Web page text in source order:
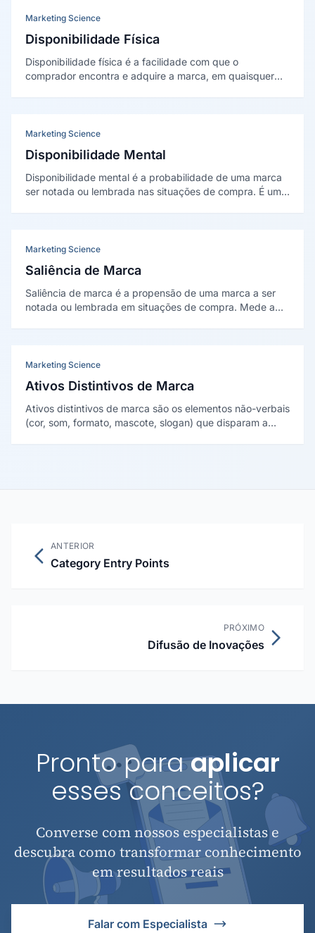
Marketing Science
Disponibilidade Física
Disponibilidade física é a facilidade com que o
comprador encontra e adquire a marca, em quaisquer
Marketing Science
Disponibilidade Mental
Disponibilidade mental é a probabilidade de uma marca
ser notada ou lembrada nas situações de compra. É um
Marketing Science
Saliência de Marca
Saliência de marca é a propensão de uma marca a ser
notada ou lembrada em situações de compra. Mede a
Marketing Science
Ativos Distintivos de Marca
Ativos distintivos de marca são os elementos não-verbais
(cor, som, formato, mascote, slogan) que disparam a
ANTERIOR
Category Entry Points
PRÓXIMO
Difusão de Inovações
Pronto paraaplicar
esses conceitos?
Converse com nossos especialistas e
descubra como transformar conhecimento
em resultados reais
Falar com Especialista